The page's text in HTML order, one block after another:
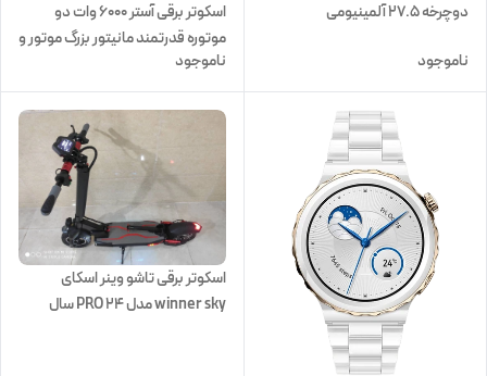
دوچرخه 27.5 آلمینیومی
ناموجود
اسکوتر برقی آستر ۶۰۰۰ وات دو
موتوره قدرتمند مانیتور بزرگ موتور و
لاستیک بزرگ
ناموجود
اسکوتر برقی تاشو وینر اسکای
winner sky مدل PRO 24 سال